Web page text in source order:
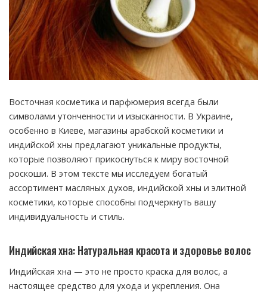
Восточная косметика и парфюмерия всегда были
символами утонченности и изысканности. В Украине,
особенно в Киеве, магазины арабской косметики и
индийской хны предлагают уникальные продукты,
которые позволяют прикоснуться к миру восточной
роскоши. В этом тексте мы исследуем богатый
ассортимент масляных духов, индийской хны и элитной
косметики, которые способны подчеркнуть вашу
индивидуальность и стиль.
Индийская хна: Натуральная красота и здоровье волос
Индийская хна — это не просто краска для волос, а
настоящее средство для ухода и укрепления. Она